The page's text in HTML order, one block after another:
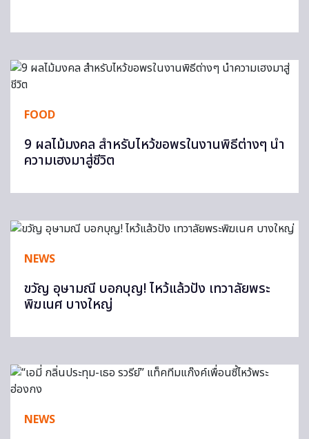
FOOD
9 ผลไม้มงคล สำหรับไหว้ขอพรในงานพิธีต่างๆ นำ
ความเฮงมาสู่ชีวิต
NEWS
ขวัญ อุษามณี บอกบุญ! ไหว้แล้วปัง เทวาลัยพระ
พิฆเนศ บางใหญ่
NEWS